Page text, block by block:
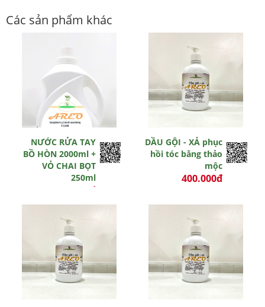
Các sản phẩm khác
NƯỚC RỬA TAY
BỒ HÒN 2000ml +
VỎ CHAI BỌT
250ml
370.000đ
0 đ
Hết hiệu lực
DẦU GỘI - XẢ phục
hồi tóc bằng thảo
mộc
400.000đ
Hết hiệu lực